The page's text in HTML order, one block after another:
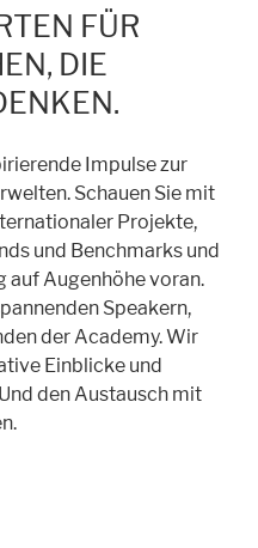
FÜR
DIE
Impulse zur
Schauen Sie mit
Projekte,
und Benchmarks und
auf Augenhöhe voran.
Speakern,
der Academy. Wir
Einblicke und
den Austausch mit
unsere Website nutzen.